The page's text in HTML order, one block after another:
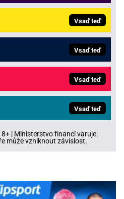
Vsaď teď
Vsaď teď
Vsaď teď
Vsaď teď
| Ministerstvo financí varuje:
může vzniknout závislost.